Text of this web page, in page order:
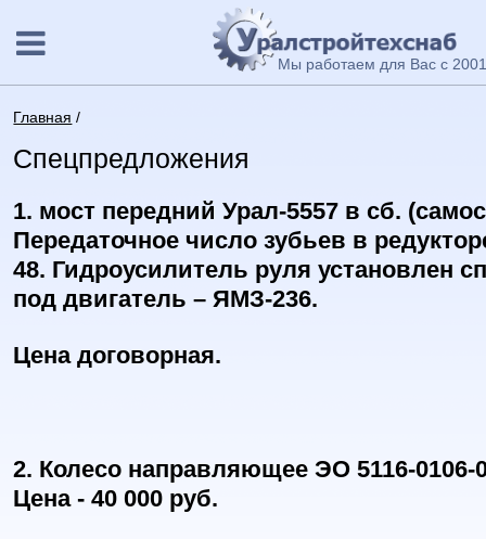
Мы работаем для Вас с
Главная /
Спецпредложения
1. мост передний Урал-5557 в сб.
Передаточное число зубьев в
48. Гидроусилитель руля установлен
под двигатель – ЯМЗ-236.
Цена договорная.
2. Колесо направляющее ЭО5116-0106-
Цена - 40 000 руб.